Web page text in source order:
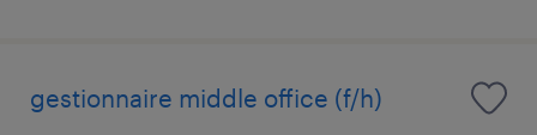
gestionnaire middle office (f/h)